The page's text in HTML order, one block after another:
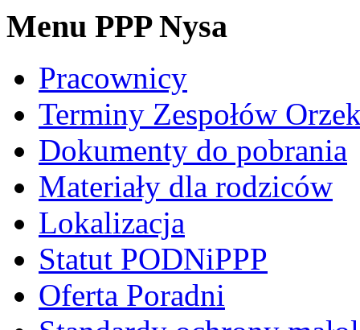
Menu PPP Nysa
Pracownicy
Terminy Zespołów
Dokumenty do pobrania
Materiały dla rodziców
Lokalizacja
Statut PODNiPPP
Oferta Poradni